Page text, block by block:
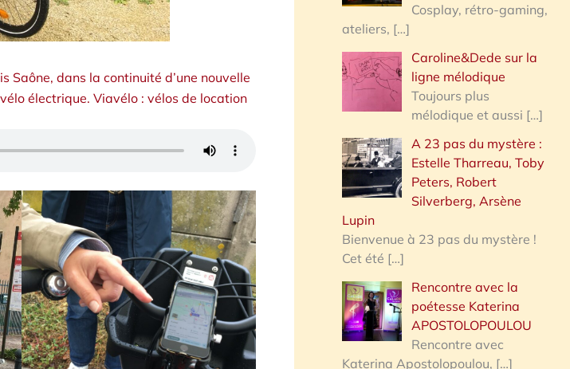
Saône, dans la continuité d’une nouvelle
électrique. Viavélo : vélos de location
Cosplay, rétro-gaming,
ateliers, […]
Caroline&Dede sur la
ligne mélodique
Toujours plus
mélodique et aussi […]
A 23 pas du mystère :
Estelle Tharreau, Toby
Peters, Robert
Silverberg, Arsène
Lupin
Bienvenue à 23 pas du mystère !
Cet été […]
Rencontre avec la
poétesse Katerina
APOSTOLOPOULOU
Rencontre avec
Katerina Apostolopoulou, […]